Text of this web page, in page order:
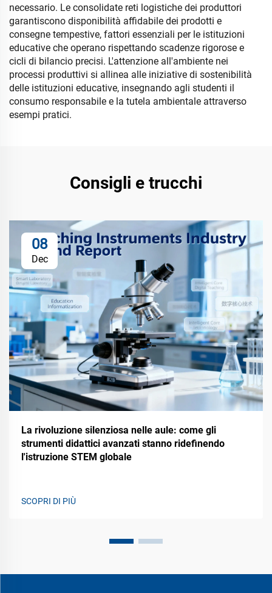
necessario. Le consolidate reti logistiche dei produttori
garantiscono disponibilità affidabile dei prodotti e
consegne tempestive, fattori essenziali per le istituzioni
educative che operano rispettando scadenze rigorose e
cicli di bilancio precisi. L'attenzione all'ambiente nei
processi produttivi si allinea alle iniziative di sostenibilità
delle istituzioni educative, insegnando agli studenti il
consumo responsabile e la tutela ambientale attraverso
esempi pratici.
Consigli e trucchi
08
Dec
La rivoluzione silenziosa nelle aule: come gli
strumenti didattici avanzati stanno ridefinendo
l'istruzione STEM globale
SCOPRI DI PIÙ